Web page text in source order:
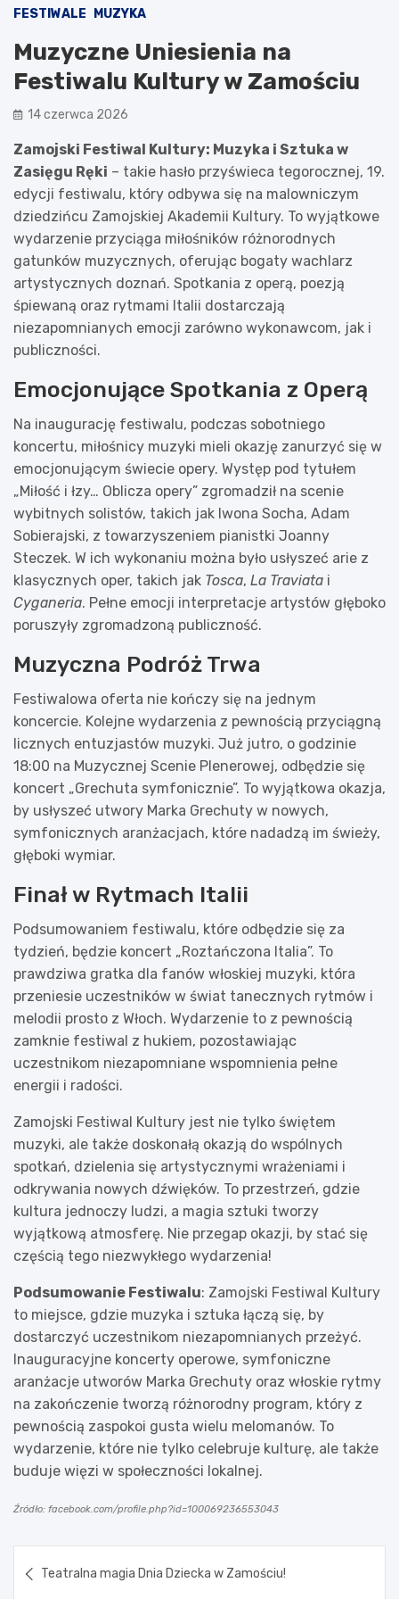
FESTIWALE MUZYKA
Muzyczne Uniesienia na
Festiwalu Kultury w Zamościu
14 czerwca 2026
Zamojski Festiwal Kultury: Muzyka i Sztuka w
Zasięgu Ręki – takie hasło przyświeca tegorocznej, 19.
edycji festiwalu, który odbywa się na malowniczym
dziedzińcu Zamojskiej Akademii Kultury. To wyjątkowe
wydarzenie przyciąga miłośników różnorodnych
gatunków muzycznych, oferując bogaty wachlarz
artystycznych doznań. Spotkania z operą, poezją
śpiewaną oraz rytmami Italii dostarczają
niezapomnianych emocji zarówno wykonawcom, jak i
publiczności.
Emocjonujące Spotkania z Operą
Na inaugurację festiwalu, podczas sobotniego
koncertu, miłośnicy muzyki mieli okazję zanurzyć się w
emocjonującym świecie opery. Występ pod tytułem
„Miłość i łzy… Oblicza opery” zgromadził na scenie
wybitnych solistów, takich jak Iwona Socha, Adam
Sobierajski, z towarzyszeniem pianistki Joanny
Steczek. W ich wykonaniu można było usłyszeć arie z
klasycznych oper, takich jak Tosca, La Traviata i
Cyganeria. Pełne emocji interpretacje artystów głęboko
poruszyły zgromadzoną publiczność.
Muzyczna Podróż Trwa
Festiwalowa oferta nie kończy się na jednym
koncercie. Kolejne wydarzenia z pewnością przyciągną
licznych entuzjastów muzyki. Już jutro, o godzinie
18:00 na Muzycznej Scenie Plenerowej, odbędzie się
koncert „Grechuta symfonicznie”. To wyjątkowa okazja,
by usłyszeć utwory Marka Grechuty w nowych,
symfonicznych aranżacjach, które nadadzą im świeży,
głęboki wymiar.
Finał w Rytmach Italii
Podsumowaniem festiwalu, które odbędzie się za
tydzień, będzie koncert „Roztańczona Italia”. To
prawdziwa gratka dla fanów włoskiej muzyki, która
przeniesie uczestników w świat tanecznych rytmów i
melodii prosto z Włoch. Wydarzenie to z pewnością
zamknie festiwal z hukiem, pozostawiając
uczestnikom niezapomniane wspomnienia pełne
energii i radości.
Zamojski Festiwal Kultury jest nie tylko świętem
muzyki, ale także doskonałą okazją do wspólnych
spotkań, dzielenia się artystycznymi wrażeniami i
odkrywania nowych dźwięków. To przestrzeń, gdzie
kultura jednoczy ludzi, a magia sztuki tworzy
wyjątkową atmosferę. Nie przegap okazji, by stać się
częścią tego niezwykłego wydarzenia!
Podsumowanie Festiwalu: Zamojski Festiwal Kultury
to miejsce, gdzie muzyka i sztuka łączą się, by
dostarczyć uczestnikom niezapomnianych przeżyć.
Inauguracyjne koncerty operowe, symfoniczne
aranżacje utworów Marka Grechuty oraz włoskie rytmy
na zakończenie tworzą różnorodny program, który z
pewnością zaspokoi gusta wielu melomanów. To
wydarzenie, które nie tylko celebruje kulturę, ale także
buduje więzi w społeczności lokalnej.
Źródło: facebook.com/profile.php?id=100069236553043
wpisu
Teatralna magia Dnia Dziecka w Zamościu!